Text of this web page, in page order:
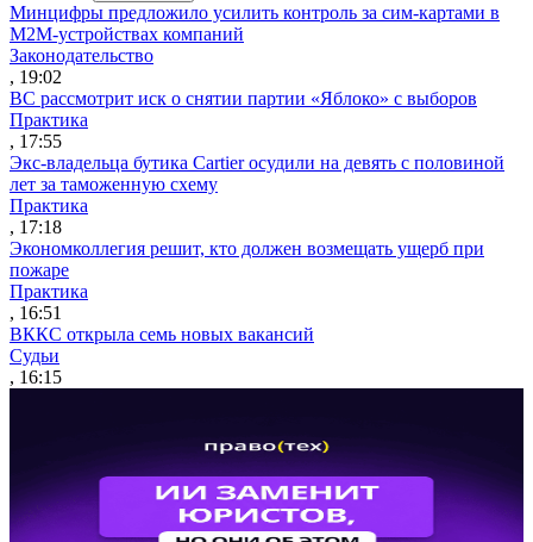
Минцифры предложило усилить контроль за сим-картами в
M2M-устройствах компаний
Законодательство
, 19:02
ВС рассмотрит иск о снятии партии «Яблоко» с выборов
Практика
, 17:55
Экс-владельца бутика Cartier осудили на девять с половиной
лет за таможенную схему
Практика
, 17:18
Экономколлегия решит, кто должен возмещать ущерб при
пожаре
Практика
, 16:51
ВККС открыла семь новых вакансий
Судьи
, 16:15